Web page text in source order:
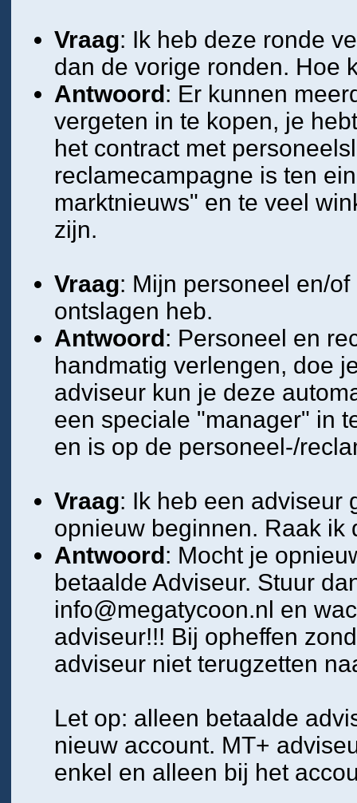
Vraag: Ik heb deze ronde
dan de vorige ronden. Hoe
Antwoord : Er kunnen
vergeten in te kopen, je
het contract met
reclamecampagne is ten
marktnieuws" en te veel
zijn.
Vraag: Mijn personeel en/
ontslagen heb.
Antwoord : Personeel en
handmatig verlengen, doe
adviseur kun je deze
een speciale "manager" in
en is op de personeel-/
Vraag: Ik heb een adviseur
opnieuw beginnen. Raak ik
Antwoord : Mocht je
betaalde Adviseur. Stuur
info@megatycoon.nl en
adviseur!!! Bij opheffen
adviseur niet terugzetten
Let op: alleen betaalde
nieuw account. MT+
enkel en alleen bij het